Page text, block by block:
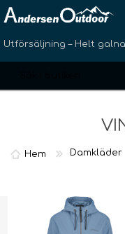
Utförsäljning – Helt
ÖNSKELISTA (0)
Hem Damkläder